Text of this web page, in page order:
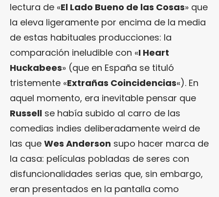
lectura de «El Lado Bueno de las Cosas» que
la eleva ligeramente por encima de la media
de estas habituales producciones: la
comparación ineludible con «I Heart
Huckabees» (que en España se tituló
tristemente «Extrañas Coincidencias«). En
aquel momento, era inevitable pensar que
Russell se había subido al carro de las
comedias indies deliberadamente weird de
las que Wes Anderson supo hacer marca de
la casa: películas pobladas de seres con
disfuncionalidades serias que, sin embargo,
eran presentados en la pantalla como